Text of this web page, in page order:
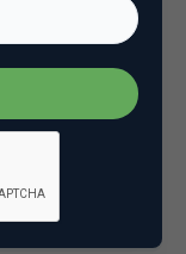
en
mee.